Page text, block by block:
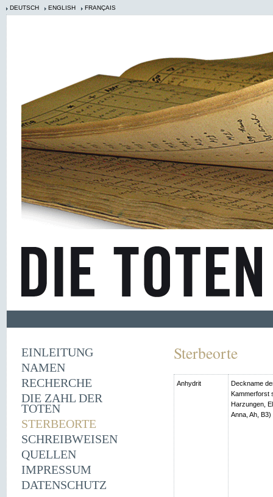
DEUTSCH ENGLISH FRANÇAIS
EINLEITUNG
NAMEN
RECHERCHE
DIE ZAHL DER
TOTEN
STERBEORTE
SCHREIBWEISEN
QUELLEN
IMPRESSUM
DATENSCHUTZ
Sterbeorte
Anhydrit
Deckname
Kammerforst
Harzungen,
Anna, Ah, B3)